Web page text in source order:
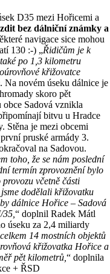
D35 mezi Hořicemi a
bez dálniční známky a
navigace sice mohou
130 :-) „Řidičům je k
po 1,3 kilometru
křižovatce
Na novém úseku dálnice je
skoro pět
obce Sadová vznikla
bitvu u Hradce
Stěna je mezi obcemi
pruské armády 3.
na Sadovou.
toho, že se nám poslední
termín zprovoznění bylo
včetně části
dodělali křižovatku
dálnice Hořice – Sadová
“ doplnil Radek Mátl
úseku za 2,4 miliardy
14 mostních objektů
křižovatka Hořice a
pět kilometrů, “ doplnila
+ ŘSD